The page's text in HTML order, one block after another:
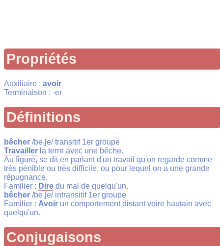
Propriétés
Auxiliaire : avoir
Terminaison : -er
Définitions
bêcher /be.ʃe/ transitif 1er groupe
Travailler la terre avec une bêche.
Au figuré, se dit en parlant d'un travail qu'on regarde comme
très pénible ou très difficile, ou pour lequel on a une grande
répugnance.
Familier : Dire du mal de quelqu'un.
bêcher /be.ʃe/ intransitif 1er groupe
Familier : Avoir un comportement distant voire hautain avec
quelqu'un.
Conjugaisons